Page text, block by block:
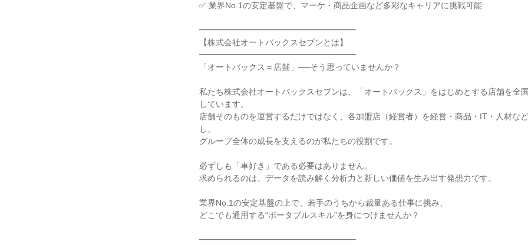
✅ 業界No.1の安定基盤で、マーケ・商品企画など多彩なキャリアに挑戦可能
━━━━━━━━━━━━━━━━━━━
【株式会社オートバックスセブンとは】
━━━━━━━━━━━━━━━━━━━
「オートバックス＝店舗」──そう思っていませんか？
私たち株式会社オートバックスセブンは、「オートバックス」をはじめとする店舗を全
しています。
店舗そのものを運営するだけではなく、各加盟店（経営者）を経営・商品・IT・人材な
し、
グループ全体の成長を支えるのが私たちの役割です。
必ずしも「車好き」である必要はありません。
求められるのは、データを読み解く分析力と新しい価値を生み出す発想力です。
業界No.1の安定基盤の上で、若手のうちから裁量ある仕事に挑み、
どこでも通用する“ポータブルスキル”を身につけませんか？
━━━━━━━━━━━━━━━━━━━